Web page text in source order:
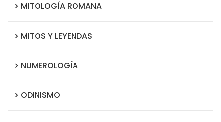
MITOLOGÍA ROMANA
MITOS Y LEYENDAS
NUMEROLOGÍA
ODINISMO